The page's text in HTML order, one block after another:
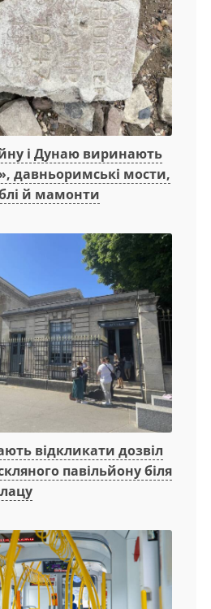
і Дунаю виринають
давньоримські мости,
й мамонти
відкликати дозвіл
павільйону біля